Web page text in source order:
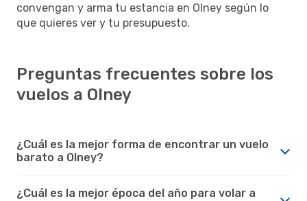
convengan y arma tu estancia en Olney según lo
que quieres ver y tu presupuesto.
Preguntas frecuentes sobre los
vuelos a Olney
¿Cuál es la mejor forma de encontrar un vuelo
barato a Olney?
¿Cuál es la mejor época del año para volar a